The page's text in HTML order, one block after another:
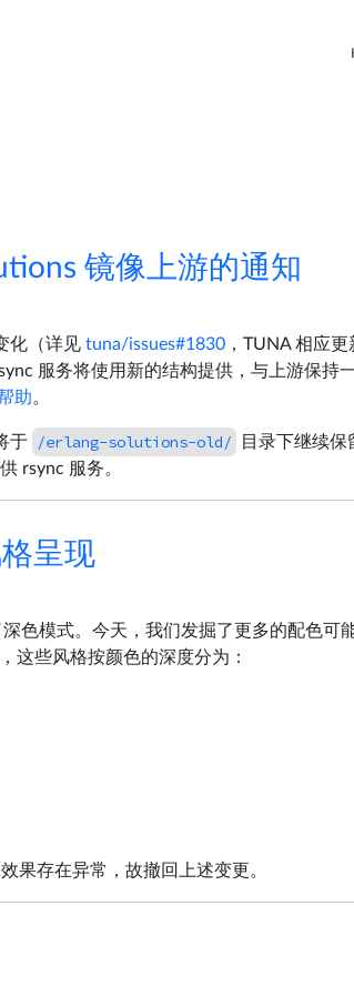
镜像上游的通知
化（详见 tuna/issues#1830 ，TUNA 相应
服务将使用新的结构提供，与上游保持
助。
于 /erlang-solutions-old/
目录下继续保
rsync 服务。
呈现
深色模式。今天，我们发掘了更多的配色可
这些风格按颜色的深度分为：
果存在异常，故撤回上述变更。